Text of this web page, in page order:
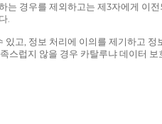
경우를 제외하고는 제3자에게 이
.
정보 처리에 이의를 제기하고 정
럽지 않을 경우 카탈루냐 데이터